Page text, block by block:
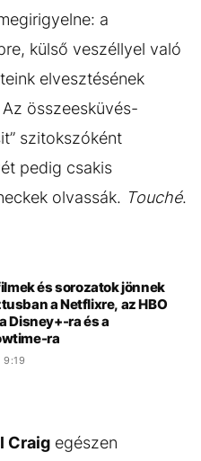
a
külső veszéllyel való
elvesztésének
összeesküvés-
szitokszóként
pedig csakis
olvassák. Touché.
és sorozatok jönnek
a Netflixre, az HBO
Disney+-ra és a
ra
Craig egészen